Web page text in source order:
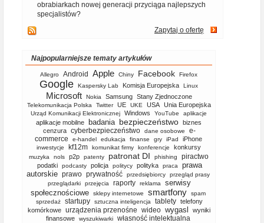
obrabiarkach nowej generacji przyciąga najlepszych
specjalistów?
Zapytaj o ofertę
Najpopularniejsze tematy artykułów
Allegro Android Apple Chiny Facebook Firefox
Google Kaspersky Lab Komisja Europejska Linux
Microsoft Nokia Samsung Stany Zjednoczone
Telekomunikacja Polska Twitter UE UKE USA Unia Europejska
Urząd Komunikacji Elektronicznej Windows YouTube aplikacje
aplikacje mobilne badania bezpieczeństwo biznes
cenzura cyberbezpieczeństwo dane osobowe
e-
commerce
e-handel edukacja finanse gry iPad iPhone
inwestycje kf12m komunikat firmy konferencje konkursy
muzyka nols p2p patenty patronat DI phishing piractwo
podatki podcasty policja politycy polityka praca
prawa
autorskie prawo prywatność przedsiębiorcy
przegląd prasy
przeglądarki
przejęcia raporty reklama
serwisy
społecznościowe
sklepy internetowe smartfony
spam
sprzedaż
startupy sztuczna inteligencja tablety telefony
komórkowe
urządzenia przenośne wideo wygasl
wyniki
finansowe
wyszukiwarki własność intelektualna